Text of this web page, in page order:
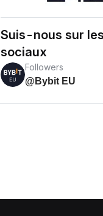
Suis-nous sur
sociaux
Followers
@Bybit EU